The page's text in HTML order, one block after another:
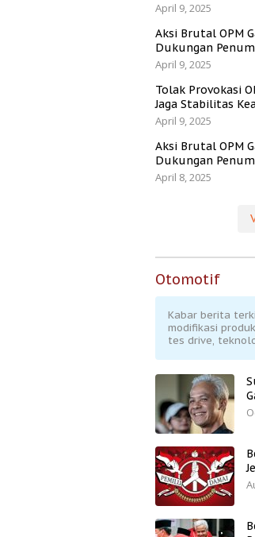
April 9, 2025
Aksi Brutal OPM
Dukungan
April 9, 2025
Tolak Provokasi
Jaga Stabilitas
April 9, 2025
Aksi Brutal OPM
Dukungan
April 8, 2025
Otomotif
Kabar berita
modifikasi
tes drive,